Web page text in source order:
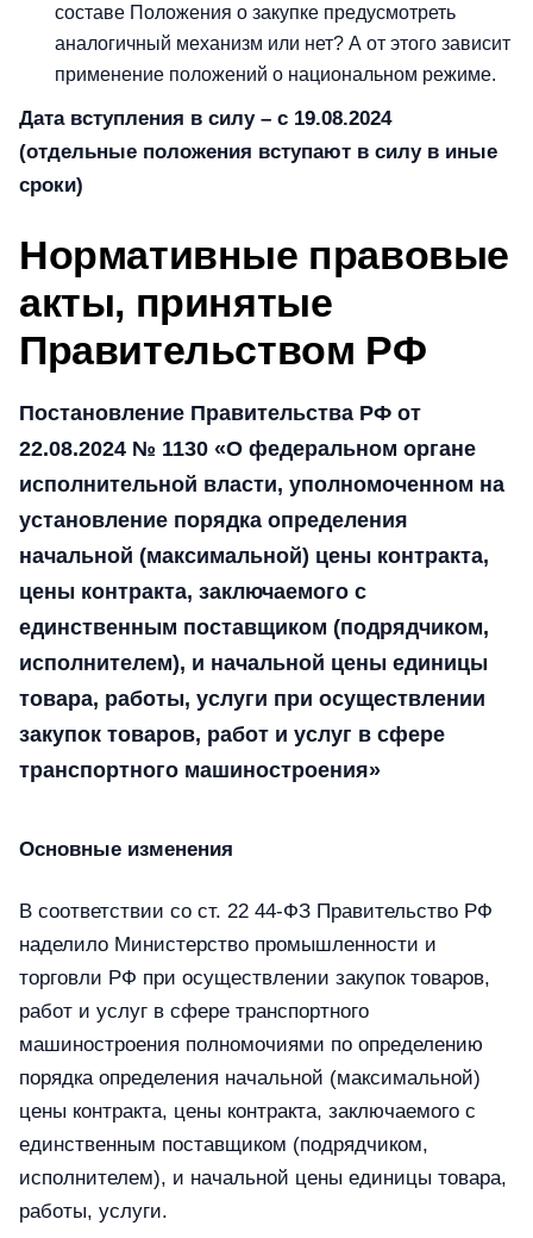
составе Положения о закупке предусмотреть
аналогичный механизм или нет? А от этого зависит
применение положений о национальном режиме.
Дата вступления в силу – с 19.08.2024
(отдельные положения вступают в силу в иные
сроки)
Нормативные правовые
акты, принятые
Правительством РФ
Постановление Правительства РФ от
22.08.2024 № 1130 «О федеральном органе
исполнительной власти, уполномоченном на
установление порядка определения
начальной (максимальной) цены контракта,
цены контракта, заключаемого с
единственным поставщиком (подрядчиком,
исполнителем), и начальной цены единицы
товара, работы, услуги при осуществлении
закупок товаров, работ и услуг в сфере
транспортного машиностроения»
Основные изменения
В соответствии со ст. 22 44-ФЗ Правительство РФ
наделило Министерство промышленности и
торговли РФ при осуществлении закупок товаров,
работ и услуг в сфере транспортного
машиностроения полномочиями по определению
порядка определения начальной (максимальной)
цены контракта, цены контракта, заключаемого с
единственным поставщиком (подрядчиком,
исполнителем), и начальной цены единицы товара,
работы, услуги.